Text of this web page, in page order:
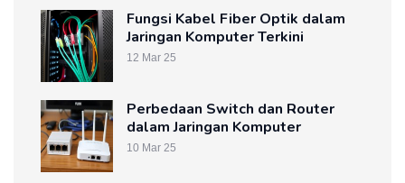
Fungsi Kabel Fiber Optik dalam
Jaringan Komputer Terkini
12 Mar 25
Perbedaan Switch dan Router
dalam Jaringan Komputer
10 Mar 25